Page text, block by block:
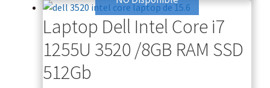
Laptop Dell Intel Core i7
1255U 3520 /8GB RAM SSD
512Gb